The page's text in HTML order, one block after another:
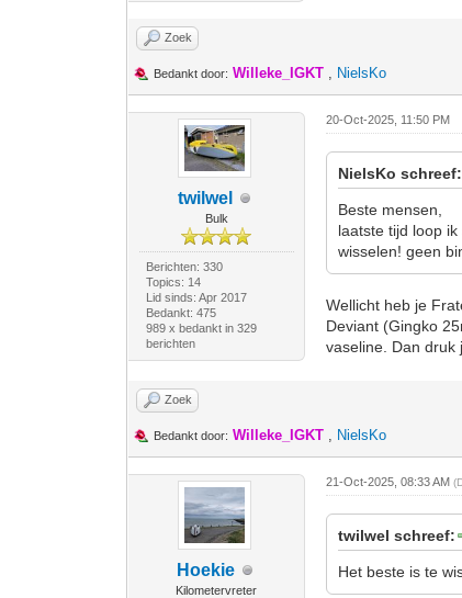
Zoek
Bedankt door: Willeke_IGKT , NielsKo
twilwel
Bulk
Berichten: 330
Topics: 14
Lid sinds: Apr 2017
Bedankt: 475
989 x bedankt in 329
berichten
20-Oct-2025, 11:50 PM
NielsKo schreef:
Beste mensen,
laatste tijd loop
wisselen! geen
Wellicht heb je
Deviant (Gingko
vaseline. Dan druk
Zoek
Bedankt door: Willeke_IGKT , NielsKo
Hoekie
Kilometervreter
21-Oct-2025, 08:33 AM
twilwel schreef:
Het beste is te